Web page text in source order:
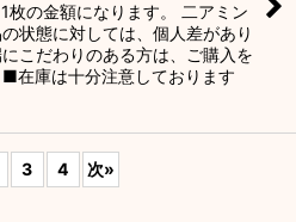
枚の金額になります。 二アミン
状態に対しては、個人差があり
こだわりのある方は、ご購入を
在庫は十分注意しております
3 4 次»